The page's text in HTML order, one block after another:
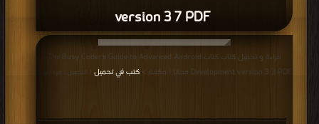
version 3 7 PDF
قراءة و تحميل كتاب كتاب The Busy Coder's Guide to Advanced Android
Development version 3 3 PDF مجانا | مكتبة >
كتب في تحميل | التحميل : مرة/مرات